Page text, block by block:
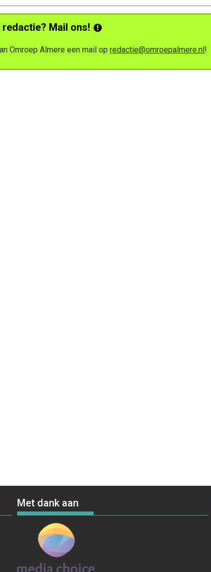
Mail ons!
Omroep Almere een mail opredactie@omroepalmere.nl!
Met dank aan